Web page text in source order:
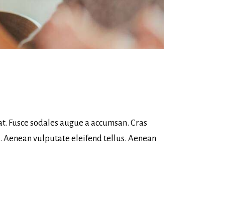
sodales augue a accumsan. Cras
vulputate eleifend tellus. Aenean